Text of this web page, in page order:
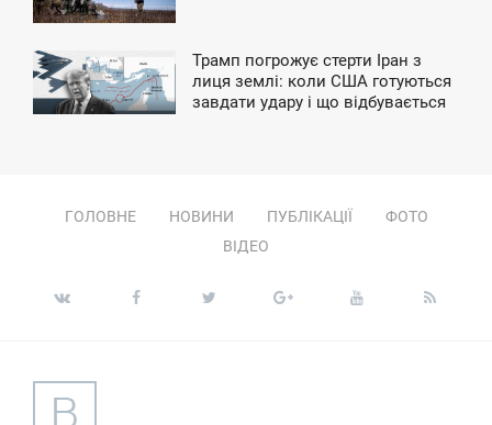
Трамп погрожує стерти Іран з
лиця землі: коли США готуються
завдати удару і що відбувається
ГОЛОВНЕ НОВИНИ ПУБЛІКАЦІЇ
ФОТО
ВІДЕО